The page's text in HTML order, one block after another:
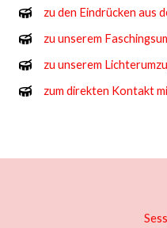
zu den Eindrücken aus
zu unserem
zu unserem
zum direkten Kontakt